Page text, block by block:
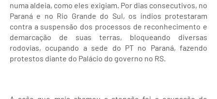
numa aldeia, como eles exigiam. Por dias consecutivos, no
Paraná e no Rio Grande do Sul, os índios protestaram
contra a suspensão dos processos de reconhecimento e
demarcação de suas terras, bloqueando diversas
rodovias, ocupando a sede do PT no Paraná, fazendo
protestos diante do Palácio do governo no RS.